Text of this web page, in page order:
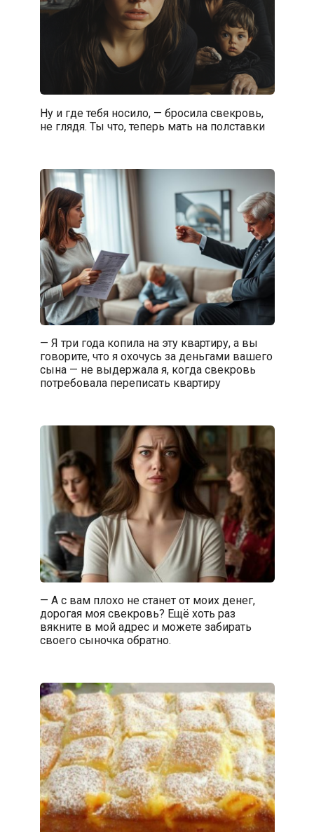
Ну и где тебя носило, — бросила свекровь,
не глядя. Ты что, теперь мать на полставки
— Я три года копила на эту квартиру, а вы
говорите, что я охочусь за деньгами вашего
сына — не выдержала я, когда свекровь
потребовала переписать квартиру
— А с вам плохо не станет от моих денег,
дорогая моя свекровь? Ещё хоть раз
вякните в мой адрес и можете забирать
своего сыночка обратно.